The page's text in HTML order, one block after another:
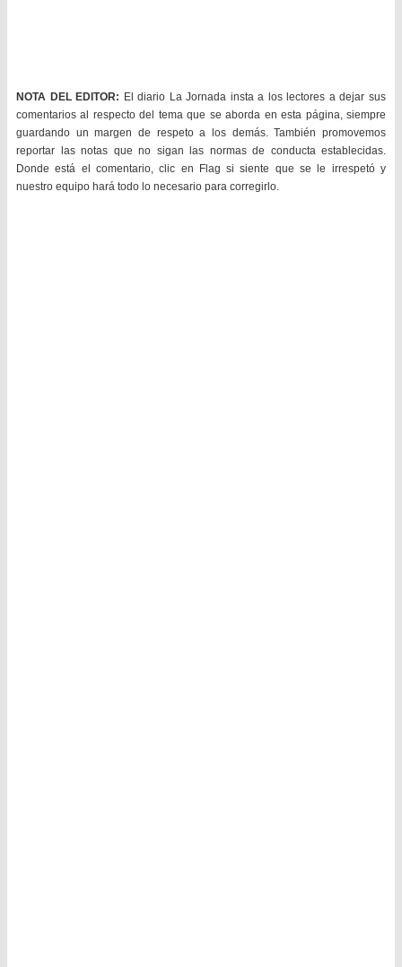
NOTA DEL EDITOR: El diario La Jornada insta a los lectores a dejar sus
comentarios al respecto del tema que se aborda en esta página, siempre
guardando un margen de respeto a los demás. También promovemos
reportar las notas que no sigan las normas de conducta establecidas.
Donde está el comentario, clic en Flag si siente que se le irrespetó y
nuestro equipo hará todo lo necesario para corregirlo.